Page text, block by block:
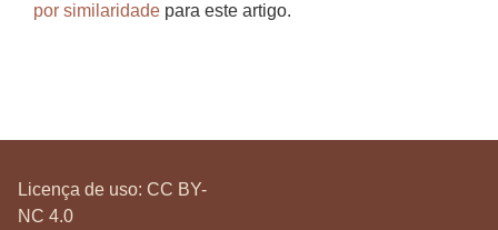
por similaridade para este artigo.
Licença de uso: CC BY-
NC 4.0